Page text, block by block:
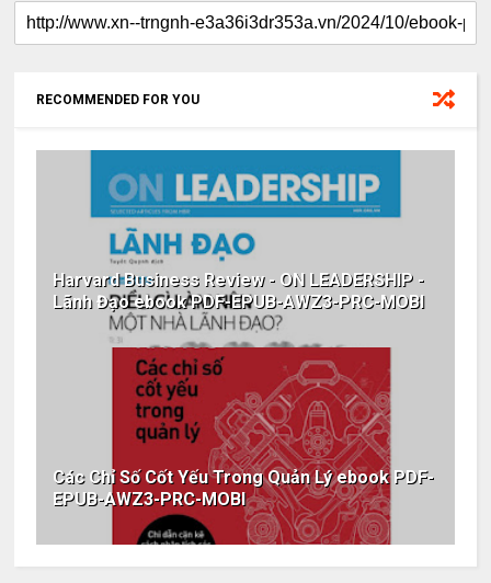
RECOMMENDED FOR YOU
Harvard Business Review - ON LEADERSHIP -
Lãnh Đạo ebook PDF-EPUB-AWZ3-PRC-MOBI
Các Chỉ Số Cốt Yếu Trong Quản Lý ebook PDF-
EPUB-AWZ3-PRC-MOBI